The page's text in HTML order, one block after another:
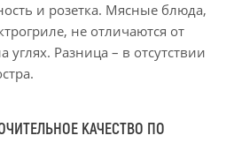
и розетка. Мясные блюда,
не отличаются от
Разница – в отсутствии
КАЧЕСТВО ПО